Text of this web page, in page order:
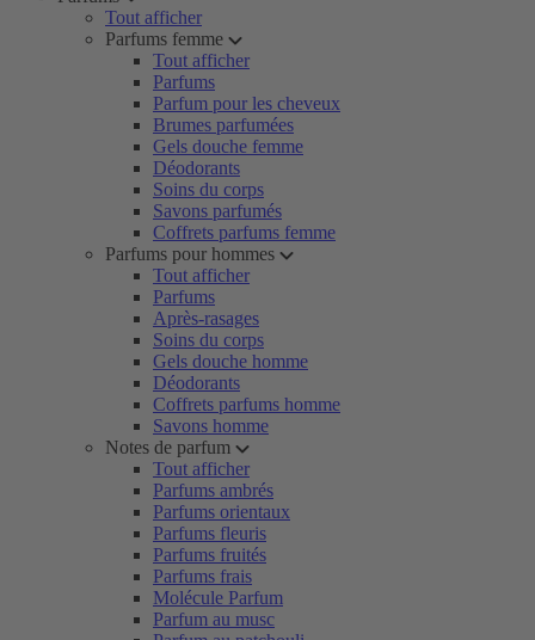
Tout afficher
Parfums femme
Tout afficher
Parfums
Parfum pour les cheveux
Brumes parfumées
Gels douche femme
Déodorants
Soins du corps
Savons parfumés
Coffrets parfums femme
Parfums pour hommes
Tout afficher
Parfums
Après-rasages
Soins du corps
Gels douche homme
Déodorants
Coffrets parfums homme
Savons homme
Notes de parfum
Tout afficher
Parfums ambrés
Parfums orientaux
Parfums fleuris
Parfums fruités
Parfums frais
Molécule Parfum
Parfum au musc